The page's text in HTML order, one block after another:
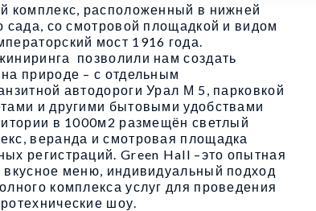
комплекс, расположенный в нижней
сада, со смотровой площадкой и видом
мост 1916 года.
позволили нам создать
природе – с отдельным
автодороги Урал М 5, парковкой
и другими бытовыми удобствами
в 1000м2 размещён светлый
веранда и смотровая площадка
регистраций. Green Hall –это опытная
меню, индивидуальный подход
комплекса услуг для проведения
шоу.